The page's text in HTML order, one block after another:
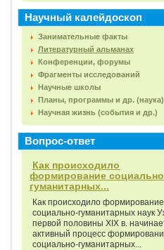
Научный калейдоскоп
Занимательные факты
Литературный альманах
Конференции, форумы
Фрагменты исследований
Научные школы
Планы, программы и др. (наука)
Научная жизнь (события и др.)
Вопрос-ответ
Как происходило
формирование
гуманитарных...
Как происходило формирование
социально-гуманитарных наук
первой половины XIX в.
активный процесс
социально-гуманитарных...